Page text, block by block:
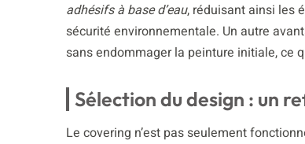
adhésifs à base d’eau, réduisant ainsi les
sécurité environnementale. Un autre
sans endommager la peinture initiale, ce
Sélection du design : un
Le covering n’est pas seulement